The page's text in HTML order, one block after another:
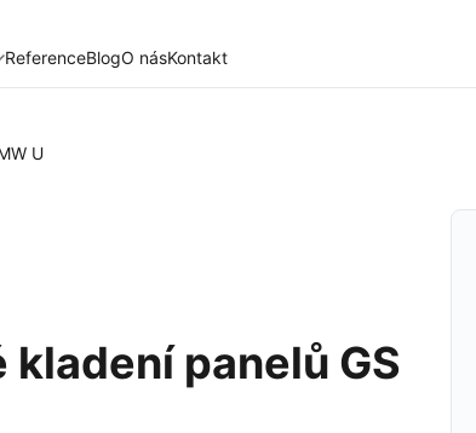
ReferenceBlogO násKontakt
U
panelů GS